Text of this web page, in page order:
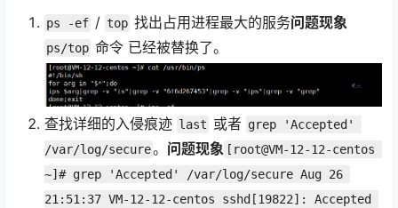
ps -ef / top 找出占用进程最大的服务问题现象
ps/top 命令 已经被替换了。
查找详细的入侵痕迹 last 或者 grep 'Accepted'
/var/log/secure。 问题现象 [root@VM-12-12-centos
~]# grep 'Accepted' /var/log/secure Aug 26
21:51:37 VM-12-12-centos sshd[19822]: Accepted